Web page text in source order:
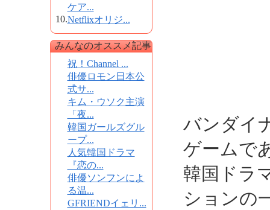
ケア...
10.Netflixオリジ...
みんなのオススメ記事
祝！Channel ...
俳優ロモン日本公
式サ...
キム・ウソク主演
「夜...
韓国ガールズグル
ープ...
人気韓国ドラマ
『恋の...
俳優ソンフンによ
る温...
GFRIENDイェリ...
バンダイ
ゲームで
韓国ドラ
ションの